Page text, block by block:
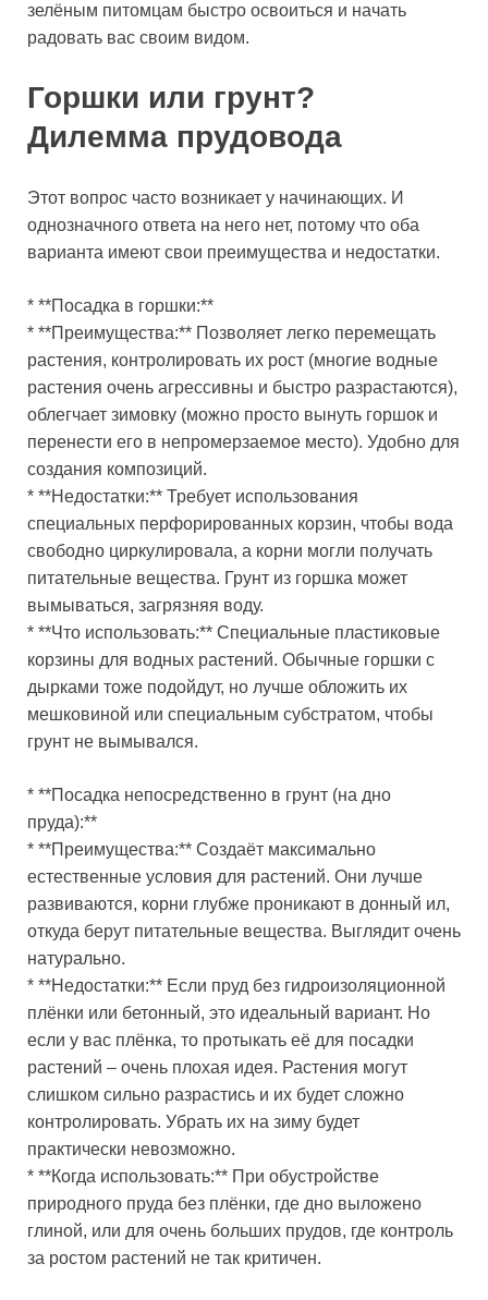
зелёным питомцам быстро освоиться и начать
радовать вас своим видом.
Горшки или грунт?
Дилемма прудовода
Этот вопрос часто возникает у начинающих. И
однозначного ответа на него нет, потому что оба
варианта имеют свои преимущества и недостатки.
* **Посадка в горшки:**
* **Преимущества:** Позволяет легко перемещать
растения, контролировать их рост (многие водные
растения очень агрессивны и быстро разрастаются),
облегчает зимовку (можно просто вынуть горшок и
перенести его в непромерзаемое место). Удобно для
создания композиций.
* **Недостатки:** Требует использования
специальных перфорированных корзин, чтобы вода
свободно циркулировала, а корни могли получать
питательные вещества. Грунт из горшка может
вымываться, загрязняя воду.
* **Что использовать:** Специальные пластиковые
корзины для водных растений. Обычные горшки с
дырками тоже подойдут, но лучше обложить их
мешковиной или специальным субстратом, чтобы
грунт не вымывался.
* **Посадка непосредственно в грунт (на дно
пруда):**
* **Преимущества:** Создаёт максимально
естественные условия для растений. Они лучше
развиваются, корни глубже проникают в донный ил,
откуда берут питательные вещества. Выглядит очень
натурально.
* **Недостатки:** Если пруд без гидроизоляционной
плёнки или бетонный, это идеальный вариант. Но
если у вас плёнка, то протыкать её для посадки
растений – очень плохая идея. Растения могут
слишком сильно разрастись и их будет сложно
контролировать. Убрать их на зиму будет
практически невозможно.
* **Когда использовать:** При обустройстве
природного пруда без плёнки, где дно выложено
глиной, или для очень больших прудов, где контроль
за ростом растений не так критичен.